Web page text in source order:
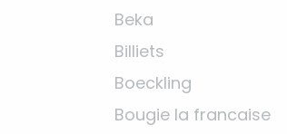
Beka
Billiets
Boeckling
Bougie la francaise